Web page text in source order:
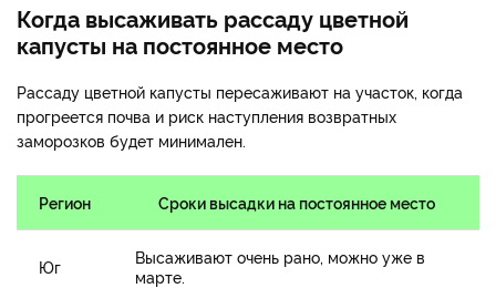
Когда высаживать рассаду цветной
капусты на постоянное место
Рассаду цветной капусты пересаживают на участок, когда
прогреется почва и риск наступления возвратных
заморозков будет минимален.
Регион Сроки высадки на постоянное место
Юг
Высаживают очень рано, можно уже в
марте.